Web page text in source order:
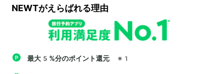
NEWTがえらばれる理由
最大5%分のポイント還元 ※1